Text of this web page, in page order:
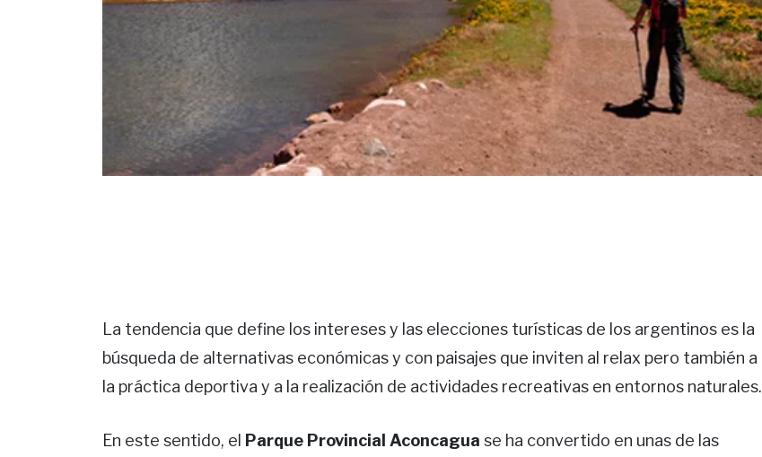
La tendencia que define los intereses y las elecciones turísticas de los argentinos es la
búsqueda de alternativas económicas y con paisajes que inviten al relax pero también a
la práctica deportiva y a la realización de actividades recreativas en entornos naturales.
En este sentido, el Parque Provincial Aconcagua se ha convertido en unas de las